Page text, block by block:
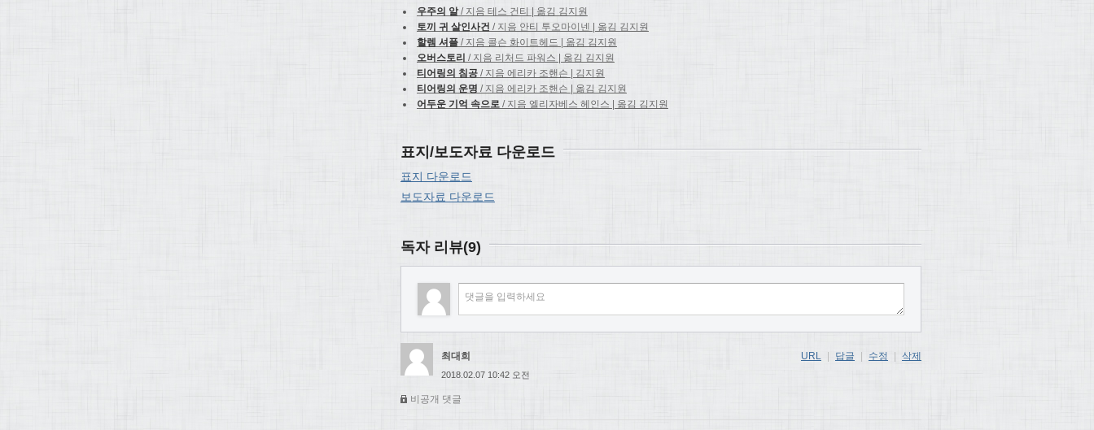
우주의 알/ 지음 테스 건티 | 옮김 김지원
토끼 귀 살인사건 / 지음 안티 투오마이넨 | 옮김 김지원
할렘 셔플 / 지음 콜슨 화이트헤드 | 옮김 김지원
오버스토리 / 지음 리처드 파워스 | 옮김 김지원
티어링의 침공 / 지음 에리카 조핸슨 | 김지원
티어링의 운명 / 지음 에리카 조핸슨 | 옮김 김지원
어두운 기억 속으로 / 지음 엘리자베스 헤인스 | 옮김 김지원
표지/보도자료 다운로드
표지 다운로드
보도자료 다운로드
독자 리뷰(9)
최대희
2018.02.07 10:42 오전
비공개 댓글
URL 답글 수정 삭제